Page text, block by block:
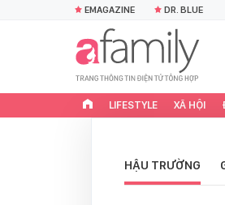
EMAGAZINE DR. BLUE
LIFESTYLE XÃ HỘI
HẬU TRƯỜNG